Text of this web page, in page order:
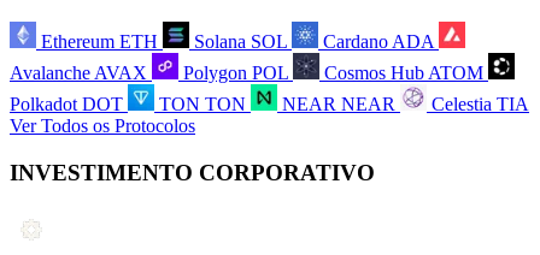
Ethereum ETH Solana SOL Cardano ADA
Avalanche AVAX Polygon POL Cosmos Hub ATOM
Polkadot DOT TON TON NEAR NEAR Celestia TIA
Ver Todos os Protocolos
INVESTIMENTO CORPORATIVO